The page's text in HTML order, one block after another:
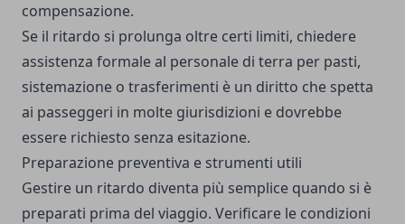
compensazione.
Se il ritardo si prolunga oltre certi limiti, chiedere
assistenza formale al personale di terra per pasti,
sistemazione o trasferimenti è un diritto che spetta
ai passeggeri in molte giurisdizioni e dovrebbe
essere richiesto senza esitazione.
Preparazione preventiva e strumenti utili
Gestire un ritardo diventa più semplice quando si è
preparati prima del viaggio. Verificare le condizioni